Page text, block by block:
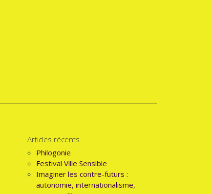
Articles récents
Philogonie
Festival Ville Sensible
Imaginer les contre-futurs :
autonomie, internationalisme,